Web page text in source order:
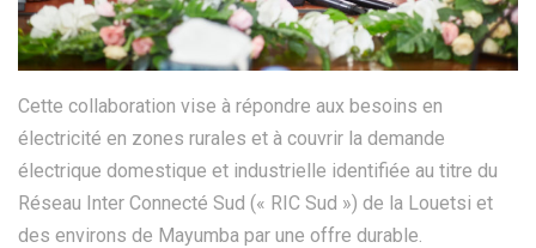
Cette collaboration vise à répondre aux besoins en
électricité en zones rurales et à couvrir la demande
électrique domestique et industrielle identifiée au titre du
Réseau Inter Connecté Sud (« RIC Sud ») de la Louetsi et
des environs de Mayumba par une offre durable.